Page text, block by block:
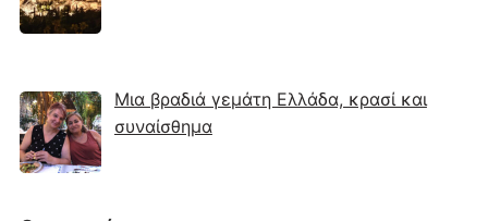
Μια βραδιά γεμάτη Ελλάδα, κρασί και
συναίσθημα